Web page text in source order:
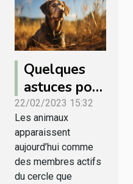
Quelques
astuces pour
retrouver
votre animal
perdu
22/02/2023 15:32
Les animaux
apparaissent
aujourd’hui comme
des membres actifs
du cercle que